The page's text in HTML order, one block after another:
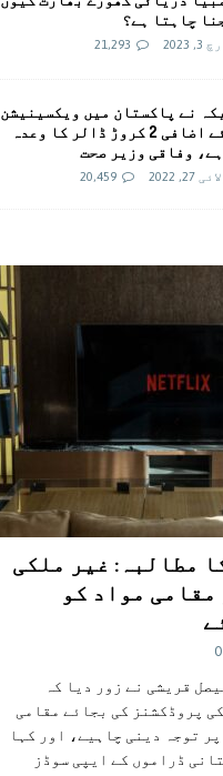
چاہتا ہے؟
2023
21,293
نے پاکستان میں ویکسینیشن
کیلئے اضافی 2 کروڑ ڈالر کا وعدہ
وفاقی وزیر صحت
27, 2022
20,459
مطالبہ: غیر ملکی
مواد کو
0
فیصل قریشی نے زور دیا کہ
پروڈکشنز کی بجائے مقامی
توجہ دینی چاہیے، اور کہا
ڈراموں کے ایپی سوڈز